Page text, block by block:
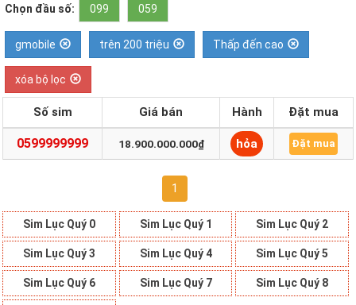
Chọn đầu số: 099 059
gmobile trên 200 triệu Thấp đến cao
xóa bộ lọc
Số sim Giá bán Hành Đặt mua
0599999999 18.900.000.000₫ hỏa Đặt mua
1
Sim Lục Quý 0 Sim Lục Quý 1 Sim Lục Quý 2
Sim Lục Quý 3 Sim Lục Quý 4 Sim Lục Quý 5
Sim Lục Quý 6 Sim Lục Quý 7 Sim Lục Quý 8